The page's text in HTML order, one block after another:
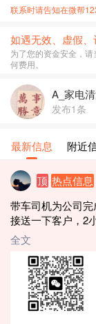
联系时请告知在微帮
如遇无效、虚假
为了您的资金安全，
何费用。
A_家电
发布1条
最新信息 附近
顶 热点信息
带车司机为公司完
接送一下客户，2
能做的联系
电话：
1. 年龄21~59周岁
2. 自备车
3. 车龄8年内（18
3. 驾驶证3年以上
全文